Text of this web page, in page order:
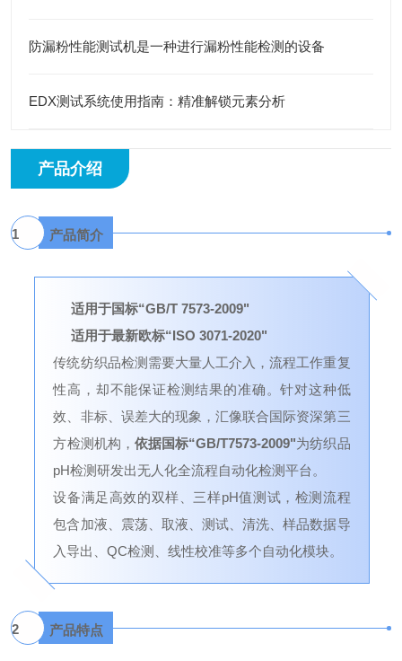
防漏粉性能测试机是一种进行漏粉性能检测的设备
EDX测试系统使用指南：精准解锁元素分析
产品介绍
1 产品简介
适用于国标“GB/T 7573-2009"
适用于最新欧标“ISO 3071-2020"
传统纺织品检测需要大量人工介入，流程工作重复
性高，却不能保证检测结果的准确。针对这种低
效、非标、误差大的现象，汇像联合国际资深第三
方检测机构， 依据国标“GB/T7573-2009"为纺织品
pH检测研发出无人化全流程自动化检测平台。
设备满足高效的双样、三样pH值测试，检测流程
包含加液、震荡、取液、测试、清洗、样品数据导
入导出、QC检测、线性校准等多个自动化模块。
2 产品特点